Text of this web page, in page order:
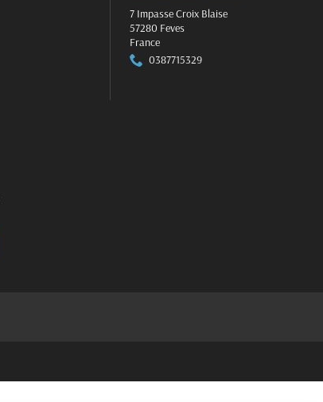
7 Impasse Croix Blaise
57280 Feves
France
0387715329